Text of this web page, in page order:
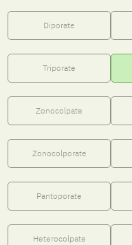
Diporate
Triporate
Zonocolpate
Zonocolporate
Pantoporate
Heterocolpate